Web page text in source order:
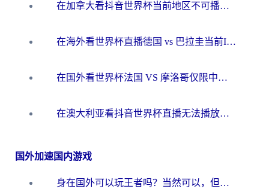
在加拿大看抖音世界杯当前地区不可播放？海外党体育观赛终极指南
在海外看世界杯直播德国 vs 巴拉圭当前IP受限制？这篇指南帮你轻松解决地区限制
在国外看世界杯法国 VS 摩洛哥仅限中国大陆？别让地域限制拦下你的欢呼
在澳大利亚看抖音世界杯直播无法播放？海外党体育观赛终极指南来了！
国外加速国内游戏
身在国外可以玩王者吗？当然可以，但你需要这份“加速”指南